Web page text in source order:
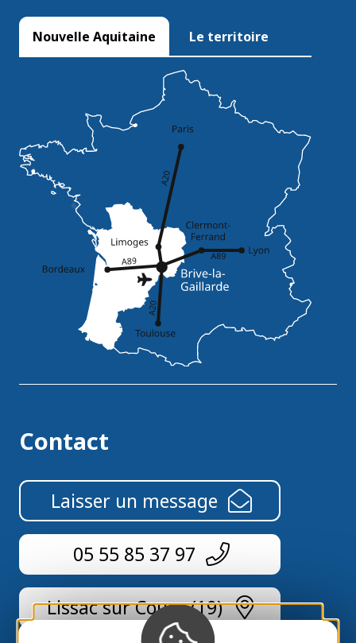
Nouvelle Aquitaine Le territoire
Contact
Laisser un message
05 55 85 37 97
Lissac sur Couze (19)